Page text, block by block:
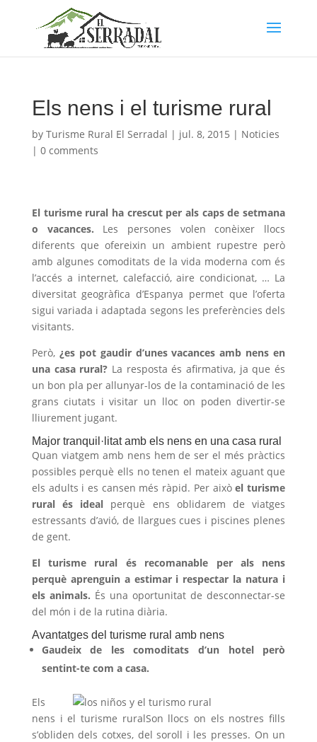
Els nens i el turisme rural
by Turisme Rural El Serradal | jul. 8, 2015 | Noticies
| 0 comments
El turisme rural ha crescut per als caps de setmana
o vacances. Les persones volen conèixer llocs
diferents que ofereixin un ambient rupestre però
amb algunes comoditats de la vida moderna com és
l’accés a internet, calefacció, aire condicionat, … La
diversitat geogràfica d’Espanya permet que l’oferta
sigui variada i adaptada segons les preferències dels
visitants.
Però, ¿es pot gaudir d’unes vacances amb nens en
una casa rural? La resposta és afirmativa, ja que és
un bon pla per allunyar-los de la contaminació de les
grans ciutats i visitar un lloc on poden divertir-se
lliurement jugant.
Major tranquil·litat amb els nens en una casa rural
Quan viatgem amb nens hem de ser el més pràctics
possibles perquè ells no tenen el mateix aguant que
els adults i es cansen més ràpid. Per aixòel turisme
rural és ideal perquè ens oblidarem de viatges
estressants d’avió, de llargues cues i piscines plenes
de gent.
El turisme rural és recomanable per als nens
perquè aprenguin a estimar i respectar la natura i
els animals. És una oportunitat de desconnectar-se
del món i de la rutina diària.
Avantatges del turisme rural amb nens
Gaudeix de les comoditats d’un hotel però
sentint-te com a casa.
Els
nens i el turisme ruralSon llocs on els nostres fills
s’obliden dels cotxes, del soroll i les presses. On un